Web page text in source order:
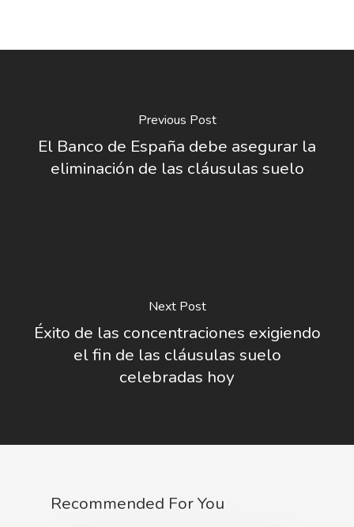
Previous Post
El Banco de España debe asegurar la
eliminación de las cláusulas suelo
Next Post
Éxito de las concentraciones exigiendo
el fin de las cláusulas suelo
celebradas hoy
Recommended For You